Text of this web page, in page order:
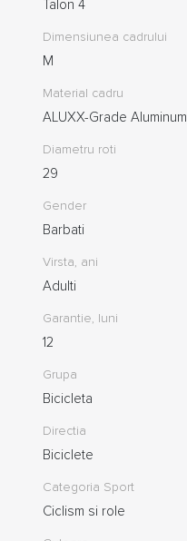
Talon 4
Dimensiunea cadrului
M
Material cadru
ALUXX-Grade Aluminum
Diametru roti
29
Gender
Barbati
Virsta, ani
Adulti
Garantie, luni
12
Grupa
Bicicleta
Directia
Biciclete
Categoria Sport
Ciclism si role